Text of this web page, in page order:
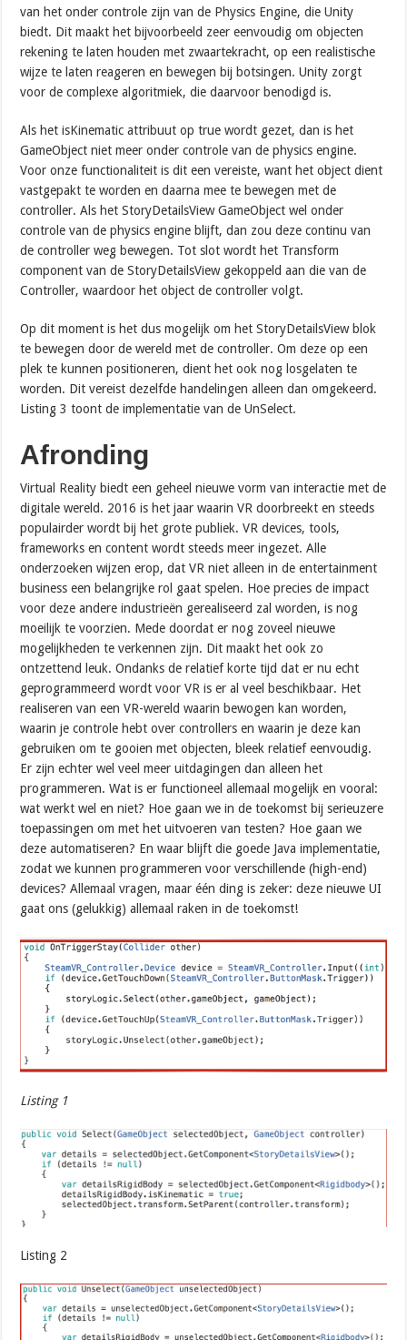
van het onder controle zijn van de Physics Engine, die Unity
biedt. Dit maakt het bijvoorbeeld zeer eenvoudig om objecten
rekening te laten houden met zwaartekracht, op een realistische
wijze te laten reageren en bewegen bij botsingen. Unity zorgt
voor de complexe algoritmiek, die daarvoor benodigd is.
Als het isKinematic attribuut op true wordt gezet, dan is het
GameObject niet meer onder controle van de physics engine.
Voor onze functionaliteit is dit een vereiste, want het object dient
vastgepakt te worden en daarna mee te bewegen met de
controller. Als het StoryDetailsView GameObject wel onder
controle van de physics engine blijft, dan zou deze continu van
de controller weg bewegen. Tot slot wordt het Transform
component van de StoryDetailsView gekoppeld aan die van de
Controller, waardoor het object de controller volgt.
Op dit moment is het dus mogelijk om het StoryDetailsView blok
te bewegen door de wereld met de controller. Om deze op een
plek te kunnen positioneren, dient het ook nog losgelaten te
worden. Dit vereist dezelfde handelingen alleen dan omgekeerd.
Listing 3 toont de implementatie van de UnSelect.
Afronding
Virtual Reality biedt een geheel nieuwe vorm van interactie met de
digitale wereld. 2016 is het jaar waarin VR doorbreekt en steeds
populairder wordt bij het grote publiek. VR devices, tools,
frameworks en content wordt steeds meer ingezet. Alle
onderzoeken wijzen erop, dat VR niet alleen in de entertainment
business een belangrijke rol gaat spelen. Hoe precies de impact
voor deze andere industrieën gerealiseerd zal worden, is nog
moeilijk te voorzien. Mede doordat er nog zoveel nieuwe
mogelijkheden te verkennen zijn. Dit maakt het ook zo
ontzettend leuk. Ondanks de relatief korte tijd dat er nu echt
geprogrammeerd wordt voor VR is er al veel beschikbaar. Het
realiseren van een VR-wereld waarin bewogen kan worden,
waarin je controle hebt over controllers en waarin je deze kan
gebruiken om te gooien met objecten, bleek relatief eenvoudig.
Er zijn echter wel veel meer uitdagingen dan alleen het
programmeren. Wat is er functioneel allemaal mogelijk en vooral:
wat werkt wel en niet? Hoe gaan we in de toekomst bij serieuzere
toepassingen om met het uitvoeren van testen? Hoe gaan we
deze automatiseren? En waar blijft die goede Java implementatie,
zodat we kunnen programmeren voor verschillende (high-end)
devices? Allemaal vragen, maar één ding is zeker: deze nieuwe UI
gaat ons (gelukkig) allemaal raken in de toekomst!
Listing 1
Listing 2